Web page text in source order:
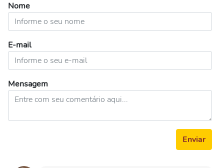
Nome
E-mail
Mensagem
Enviar